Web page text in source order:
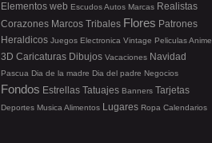
Elementos web EscudosAutos Marcas Realistas
Corazones Marcos Tribales Flores Patrones
Heraldicos Juegos Electronica Vintage PeliculasAnime
3D Caricaturas Dibujos Vacaciones Navidad
Pascua Dia de la madre Dia del padre Negocios
Fondos Estrellas Tatuajes Banners Tarjetas
Deportes Musica Alimentos Lugares Ropa Calendarios